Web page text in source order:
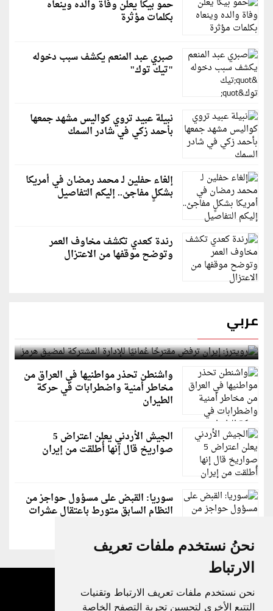
نحنُ نستخدم ملفات تعريف
الارتباط
نحن نستخدم ملفات تعريف الارتباط وتقنيات
التتبع الأخرى لتحسين تجربة التصفح الخاصة
حمو بيكا يعلن وفاة والده وينعاه
بكلمات مؤثرة
صبري عبد المنعم يكشف سبب دخوله
"تيك توك"
نبيلة عبيد تروي كواليس مشهد جمعها
بأحمد زكي في شادر السمك
إلغاء حفلين لـ محمد رمضان في أمريكا
بشكلٍ مفاجئ.. إليكم التفاصيل
رندة كعدي تكشف مخاوف العمر
وتوضح موقفها من الاعتزال
عربي
رويترز: إيران ترفض مقترحًا عُمانيًا للإدارة المشتركة
لمضيق هرمز
واشنطن تحذر مواطنيها في العراق من
مخاطر أمنية واضطرابات في حركة
الطيران
الجيش الأردني يعلن اعتراض 5
صواريخ قال إنها أُطلقت من إيران
سوريا: القبض على مسؤول حواجز من
النظام السابق متورط باعتقال عشرات